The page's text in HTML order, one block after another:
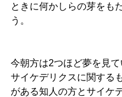
ときに何かしらの芽をも
う。
今朝方は2つほど夢を見
サイケデリクスに関する
がある知人の方とサイケ